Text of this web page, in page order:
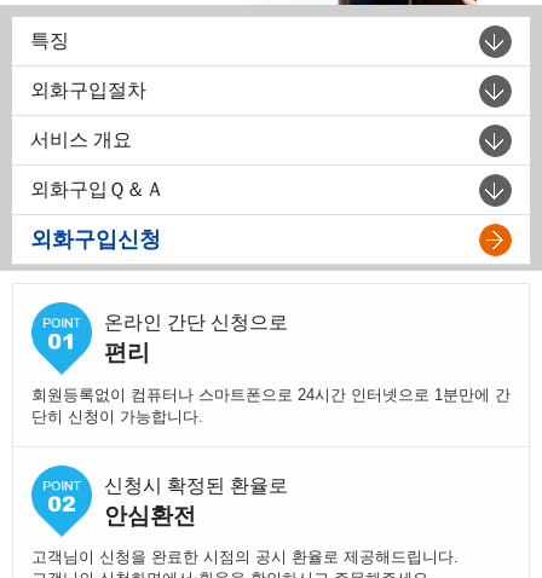
특징
외화구입절차
서비스 개요
외화구입Ｑ＆Ａ
외화구입신청
온라인 간단 신청으로
편리
회원등록없이 컴퓨터나 스마트폰으로 24시간 인터넷으로 1분만에 간
단히 신청이 가능합니다.
신청시 확정된 환율로
안심환전
고객님이 신청을 완료한 시점의 공시 환율로 제공해드립니다.